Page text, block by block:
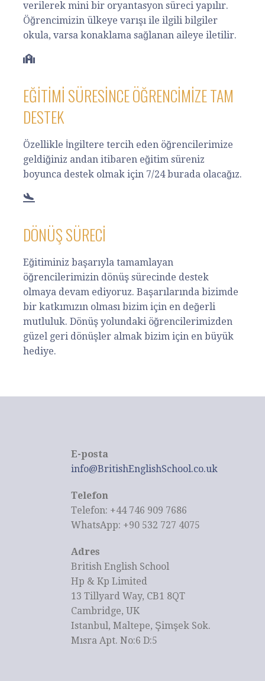
verilerek mini bir oryantasyon süreci yapılır.
Öğrencimizin ülkeye varışı ile ilgili bilgiler
okula, varsa konaklama sağlanan aileye iletilir.
EĞITIMI SÜRESINCE ÖĞRENCIMIZE TAM
DESTEK
Özellikle İngiltere tercih eden öğrencilerimize
geldiğiniz andan itibaren eğitim süreniz
boyunca destek olmak için 7/24 burada olacağız.
DÖNÜŞ SÜRECI
Eğitiminiz başarıyla tamamlayan
öğrencilerimizin dönüş sürecinde destek
olmaya devam ediyoruz. Başarılarında bizimde
bir katkımızın olması bizim için en değerli
mutluluk. Dönüş yolundaki öğrencilerimizden
güzel geri dönüşler almak bizim için en büyük
hediye.
E-posta
info@BritishEnglishSchool.co.uk
Telefon
Telefon: +44 746 909 7686
WhatsApp: +90 532 727 4075
Adres
British English School
Hp & Kp Limited
13 Tillyard Way, CB1 8QT
Cambridge, UK
Istanbul, Maltepe, Şimşek Sok.
Mısra Apt. No:6 D:5